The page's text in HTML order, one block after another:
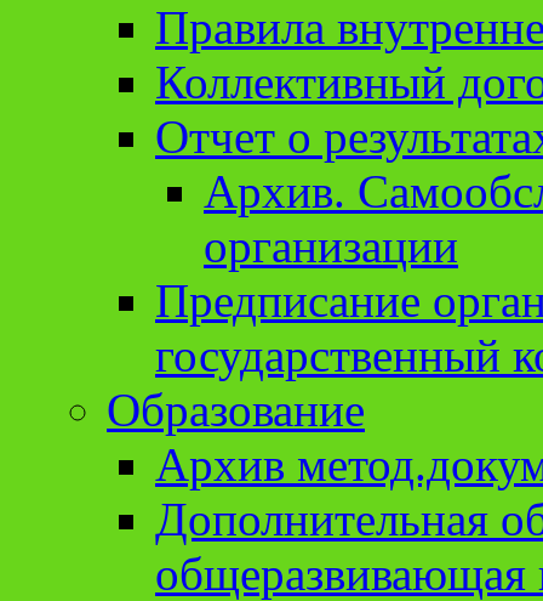
Правила
Коллективный
Отчет о
Архив.
организации
Предписание
государственный
Образование
Архив
Дополнительная